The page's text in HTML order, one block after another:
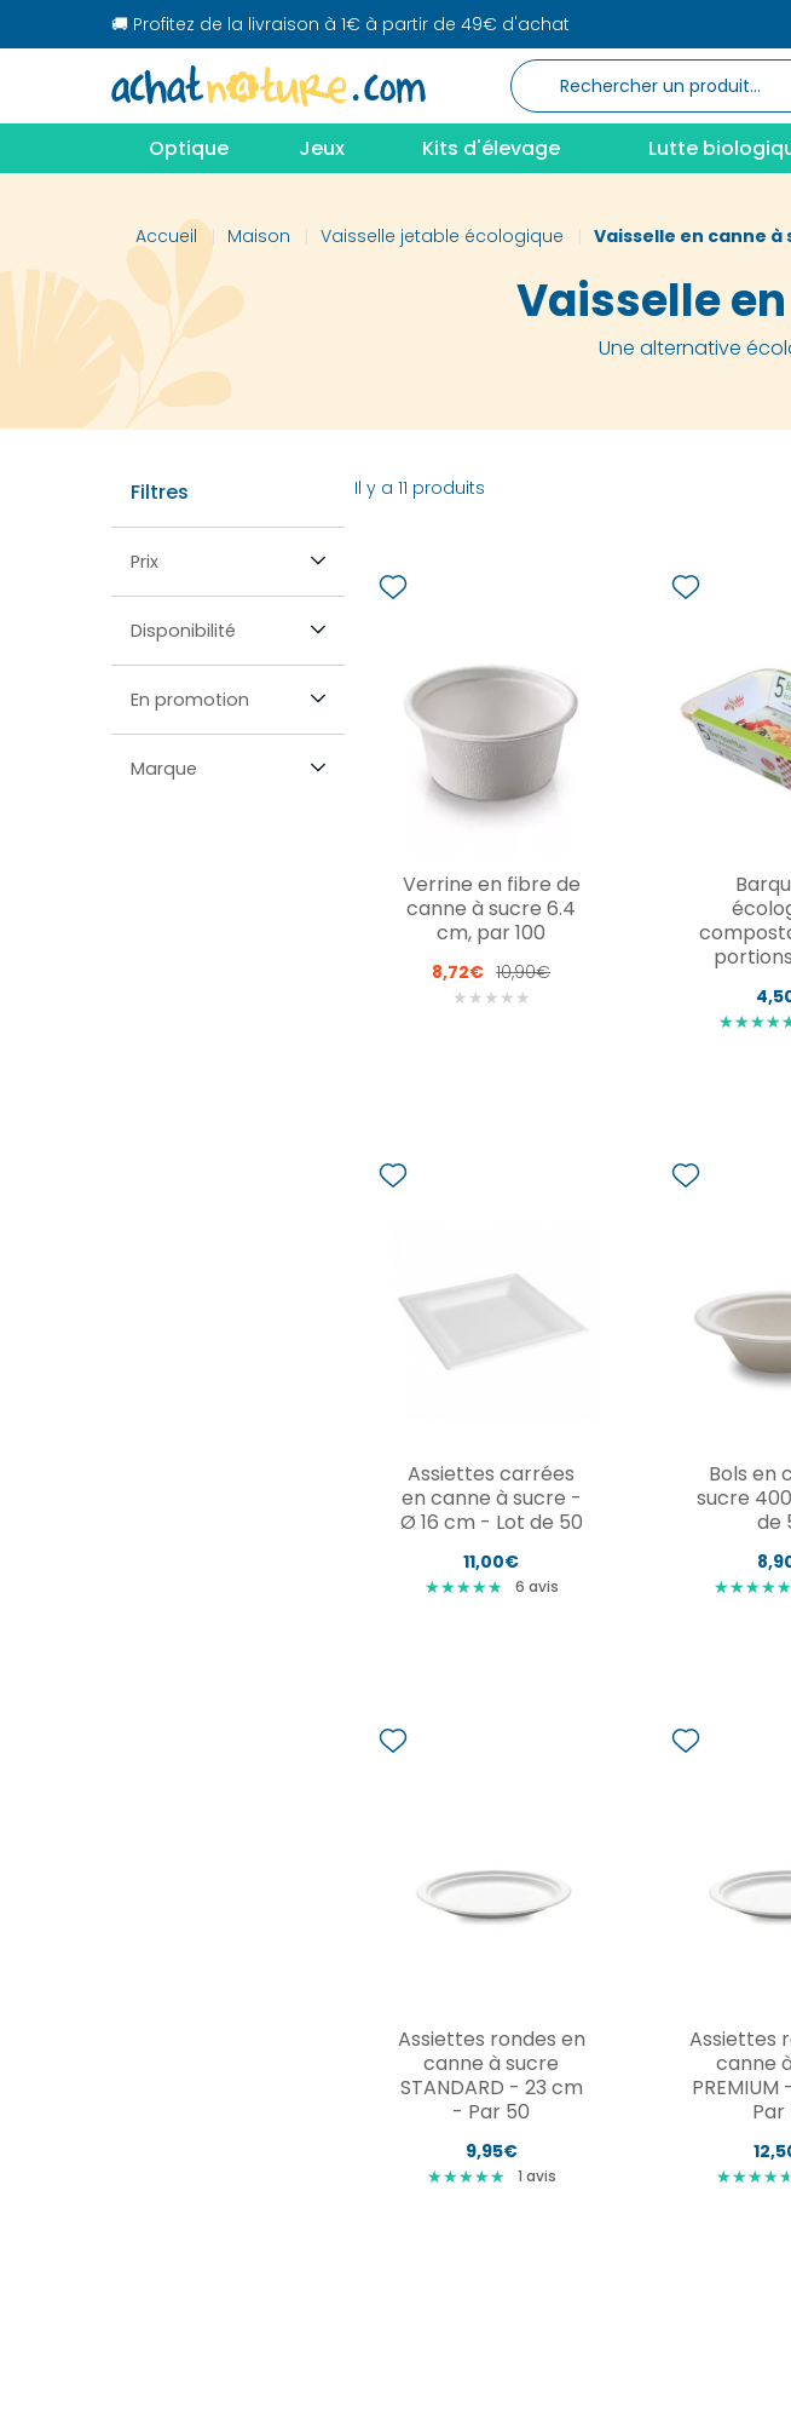
🚚 Profitez de la livraison à 1€ à partir de 49€ d'achat
Optique Jeux Kits d'élevage Lutte
Accueil Maison Vaisselle jetable écologique Vaisselle en canne à
Vaisselle
Une alternative
Filtres
Prix
Disponibilité
En promotion
Marque
Il y a 11 produits
Verrine en fibre de
canne à sucre 6.4
cm, par 100
8,72€ 10,90€
★ ★ ★ ★ ★
★★★★
★★★★
Assiettes carrées
en canne à sucre -
Ø 16 cm - Lot de 50
11,00€
★★★★★
★★★★★ 6 avis
Bols en
sucre
de
★★★★★
★★★★★
Assiettes rondes en
canne à sucre
STANDARD - 23 cm
- Par 50
9,95€
★★★★★
★★★★★ 1 avis
Assiettes
canne
Par
★★★★★
★★★★★